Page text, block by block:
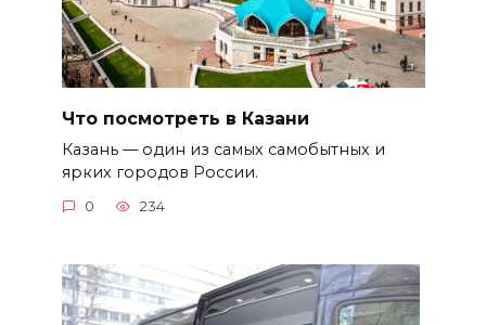
Что посмотреть в Казани
Казань — один из самых самобытных и
ярких городов России.
0 234